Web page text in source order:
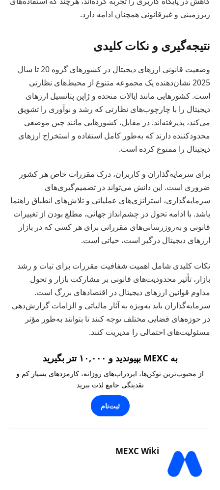
زیرزمینی و غیرقانونی همچنان ادامه دارد.
نتیجه‌گیری و نکات کلیدی
وضعیت قانونی ارزهای دیجیتال در کشورهای گروه 20 تا سال
2025 نشان‌دهنده یک مجموعه متنوع از محیط‌های نظارتی
است. کشورهایی مانند ایالات متحده و ژاپن پتانسیل ارزهای
دیجیتال را با چارچوب‌های نظارتی که رشد و نوآوری را تشویق
می‌کند، پذیرفته‌اند. در مقابل، کشورهایی مانند چین موضعی
محدودکننده دارند که به‌طور کامل استفاده و استخراج ارزهای
دیجیتال را ممنوع کرده است.
برای سرمایه‌گذاران و کاربران، درک مقررات خاص هر کشور
ضروری است. این دانش می‌تواند در تصمیم‌گیری‌های
سرمایه‌گذاری، استراتژی‌های عملیاتی و تلاش‌های انطباق راهنما
باشد. با ادامه تحول در چشم‌انداز جهانی، مطلع بودن از تغییرات
قانونی و به‌روزرسانی‌های مقرراتی برای هر کسی که در بازار
ارزهای دیجیتال درگیر است، حیاتی است.
نکات کلیدی شامل اهمیت شفافیت مقررات برای ثبات و رشد
بازار، تأثیر محدودیت‌های قانونی بر مشارکت بازار و تحول
مداوم قوانین ارزهای دیجیتال در اقتصادهای بزرگ است.
سرمایه‌گذاران باید به‌ویژه به آثار مالیاتی و الزامات گزارش‌دهی
در حوزه‌های قضایی مختلف توجه کنند تا بتوانند به‌طور مؤثر
مسئولیت‌های احتمالی را مدیریت کنند.
به MEXC بپیوندید و ۱۰,۰۰۰ تتر بگیرید
از محبوب‌ترین توکن‌ها، ایردراپ‌های روزانه، کارمزدهای بسیار کم و
نقدینگی جامع لذت ببرید
ثبت‌نام
MEXC Wiki